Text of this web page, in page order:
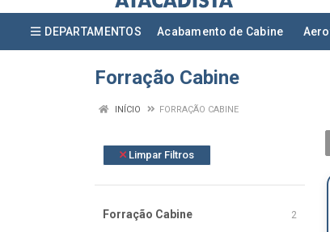
DEPARTAMENTOS Acabamento de Cabine
Forração Cabine
INÍCIO FORRAÇÃO CABINE
Limpar Filtros
Forração Cabine 2